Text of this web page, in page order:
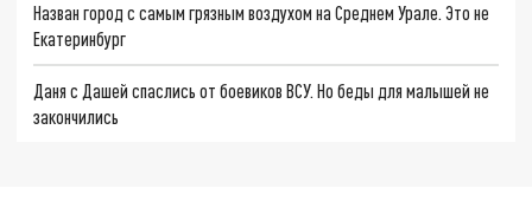
Назван город с самым грязным воздухом на Среднем Урале. Это не
Екатеринбург
Даня с Дашей спаслись от боевиков ВСУ. Но беды для малышей не
закончились